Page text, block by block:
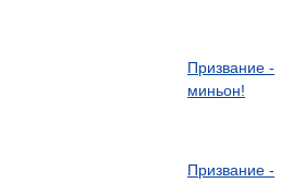
Призвание -
миньон!
Призвание -